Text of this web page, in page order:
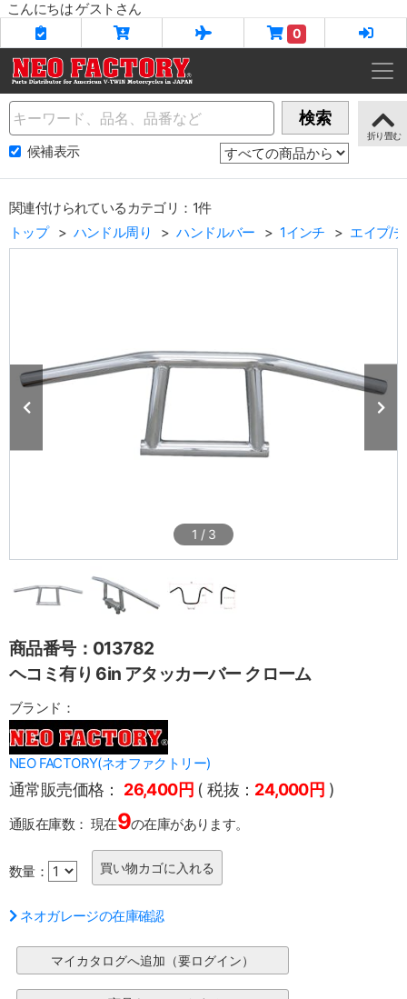
こんにちは ゲストさん
0
Name 検索
候補表示
関連付けられているカテゴリ：1件
トップ
ハンドル周り ハンドルバー 1インチ エイプ/
1 / 3
商品番号：013782
ヘコミ有り 6in アタッカーバー クローム
ブランド：
NEO FACTORY(ネオファクトリー)
通常販売価格： 26,400円 ( 税抜： 24,000円 )
通販在庫数： 現在9の在庫があります。
数量：
ネオガレージの在庫確認